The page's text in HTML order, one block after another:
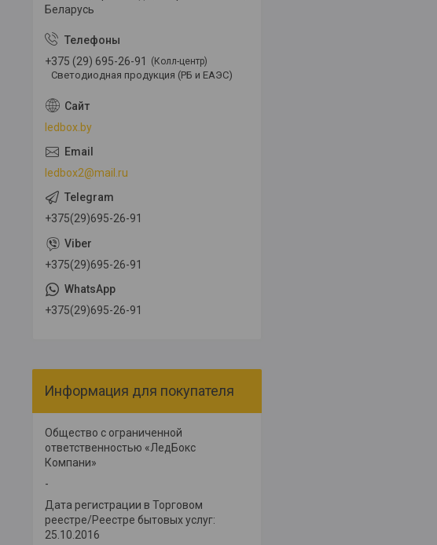
Беларусь
+375 (29) 695-26-91 Колл-центр
Светодиодная продукция (РБ и ЕАЭС)
ledbox.by
ledbox2@mail.ru
+375(29)695-26-91
+375(29)695-26-91
+375(29)695-26-91
Информация для покупателя
Общество с ограниченной
ответственностью «ЛедБокс
Компани»
-
Дата регистрации в Торговом
реестре/Реестре бытовых услуг:
25.10.2016